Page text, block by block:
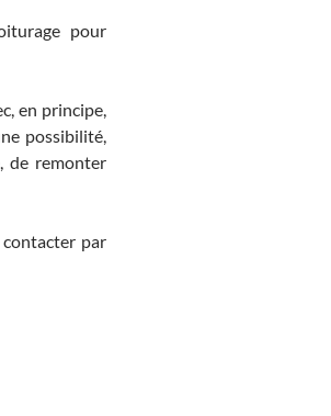
pour
en principe,
possibilité,
de remonter
par